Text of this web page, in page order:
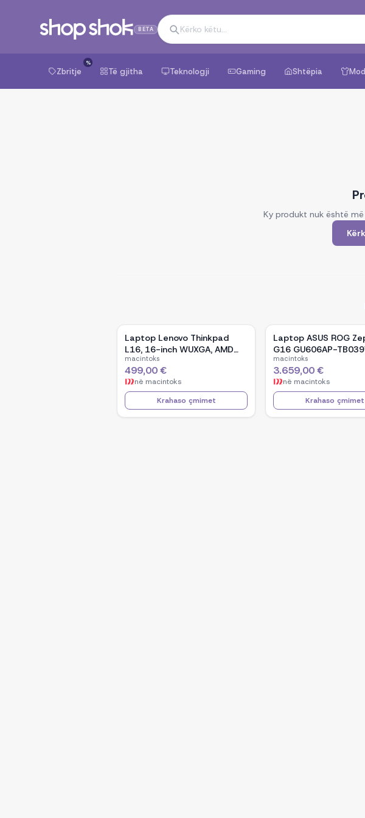
BETA
Zbritje
%
Të gjitha Teknologji Gaming Shtëpia
Ky produkt nuk është
Laptop Lenovo Thinkpad
L16, 16-inch WUXGA, AMD
Ryzen 5 Pro-7535U, 16GB
Ram DDR5, 512GB SSD -
Black
macintoks
499,00 €
në macintoks
Krahaso çmimet
Laptop ASUS ROG
G16 GU606AP-
inch OLED, Intel Core
386H, NVIDIA GeForce
5070, 32GB RAM, 1TB
Windows 11 - White
macintoks
3.659,00 €
në macintoks
Krahaso çmimet